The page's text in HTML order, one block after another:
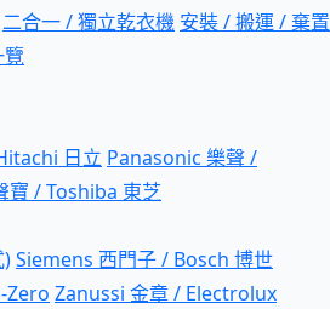
二合一 / 獨立乾衣機 安裝 / 搬運 / 棄置
覽
日立 Panasonic 樂聲 /
寶 / Toshiba 東芝
)Siemens 西門子 / Bosch 博世
Zero Zanussi 金章 / Electrolux